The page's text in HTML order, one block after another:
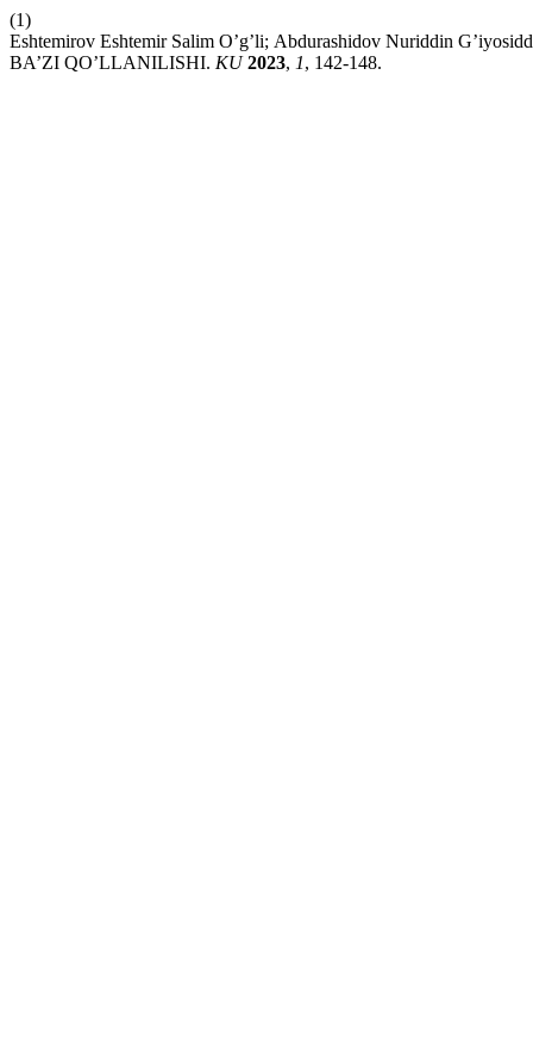
(1)
Eshtemirov Eshtemir Sаlim O’g’li; Аbdurаshidov Nuriddin
BА’ZI QO’LLАNILISHI. KU 2023, 1, 142-148.